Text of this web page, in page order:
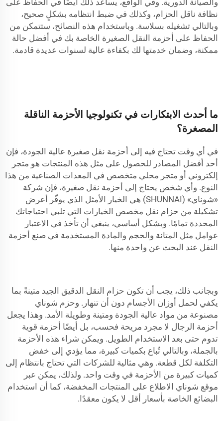
والصيانة الدورية. وفي الواقع، يساعد ذلك أيضًا في الحفاظ على
نظافة ناقل الحزام، وكذلك في ضبط انتظامه بشكلٍ صحيح،
وبالتالي تشغيله بسلاسة. وباستخدام هذه النصائح، ستتمكن من
الحفاظ على أحزمة النقل الصغيرة الخاصة بك في أفضل حالة
ممكنة، وضمان خدمتها لك بكفاءة عالية لسنوات عديدة قادمة.
ما أحدث الابتكارات في تكنولوجيا الأحزمة الناقلة
المصغرة؟
في أي وقت تحتاج فيه إلى أحزمة نقل صغيرة عالية الجودة، فإن
أحد أفضل المصادر للحصول على مثل هذه المنتجات هو متجر
إلكتروني أو متجر محلي متخصص في المعدات الصناعية من هذا
النوع. وأي شخص يحتاج إلى أحزمة نقل صغيرة، فإن شركة
«شوناي» (SHUNNAI) هي الخيار الأمثل الذي يوفّر أعرض
تشكيلة من حزام نقل مخصص الخيارات التي تلبي احتياجاتك
المحددة تمامًا. وبشكل أساسي، ينبغي أن تأخذ في الاعتبار
عوامل مثل المتانة والحجم والمادة المستخدمة في صنع أحزمة
النقل عند البحث عن واحدة منها.
وبجانب ذلك، يجب أن تكون حزام النقل الدقيق الجيد متينةً بما
يكفي لحمل أوزان الأجسام دون أن تنهار. وحزم شوناي
مصنوعة من مواد عالية الجودة ومتينة وطويلة الأمد. وهذا يجعل
أحزمة الرجال لا مجرد مريحة فحسب، بل أيضًا أحزمة قوية
تدوم حتى بعد الاستخدام الطويل. ويمكن شراء هذه الأحزمة
بالجملة، وبالتالي تُباع بكميات كبيرة، مما يؤدي إلى خفض
التكلفة لكل قطعة. وهي مثالية للشركات التي تحتاج بانتظام إلى
كميات كبيرة من الأحزمة في وقت واحد. ولذلك، يمكن عبر
موقع شوناي الاطلاع على المنتجات المخفضة، كما أن استخدام
البضائع الخاصة بأسعار أقل لا يكون معقدًا.